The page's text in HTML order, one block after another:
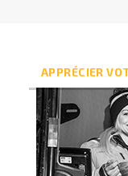
Chargeuses
Remorques
APPRÉCIER